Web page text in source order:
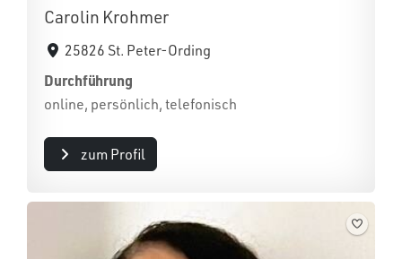
Carolin Krohmer
25826 St. Peter-Ording
Durchführung
online, persönlich, telefonisch
zum Profil